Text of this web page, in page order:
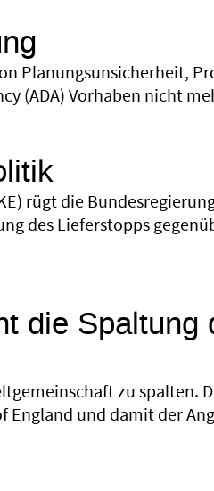
Planungsunsicherheit,
(ADA) Vorhaben nicht
rügt die
des Lieferstopps
die Spaltung
zu spalten.
England und damit der